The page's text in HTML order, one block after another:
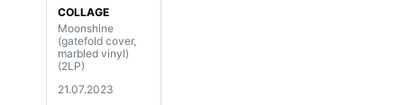
COLLAGE
Moonshine
(gatefold cover,
marbled vinyl)
(2LP)
21.07.2023